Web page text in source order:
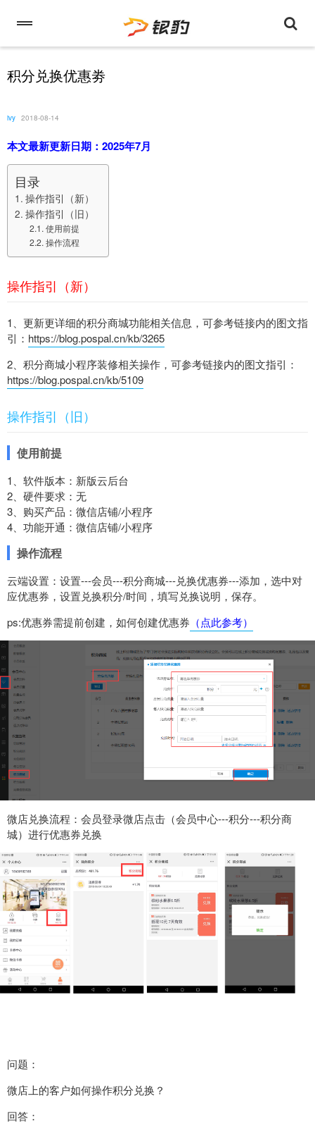
积分兑换优惠劵
ivy 2018-08-14
本文最新更新日期：2025年7月
目录
操作指引（新）
操作指引（旧）
使用前提
操作流程
操作指引（新）
1、更新更详细的积分商城功能相关信息，可参考链接内的图文指
引： https://blog.pospal.cn/kb/3265
2、积分商城小程序装修相关操作，可参考链接内的图文指引：
https://blog.pospal.cn/kb/5109
操作指引（旧）
使用前提
1、软件版本：新版云后台
2、硬件要求：无
3、购买产品：微信店铺/小程序
4、功能开通：微信店铺/小程序
操作流程
云端设置：设置---会员---积分商城---兑换优惠券---添加，选中对
应优惠券，设置兑换积分/时间，填写兑换说明，保存。
ps:优惠券需提前创建，如何创建优惠券 （点此参考）
微店兑换流程：会员登录微店点击（会员中心---积分---积分商
城）进行优惠券兑换
问题：
微店上的客户如何操作积分兑换？
回答：